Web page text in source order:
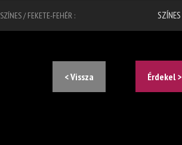
SZÍNES / FEKETE-FEHÉR : SZÍNES
< Vissza Érdekel >